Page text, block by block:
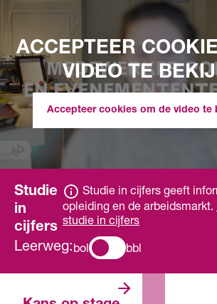
ACCEPTEER
VIDEO TE
Accepteer cookies om de video te
Studie
in
cijfers
Studie in cijfers geeft
opleiding en de arbeidsmarkt.
studie in cijfers
Leerweg: bol bbl